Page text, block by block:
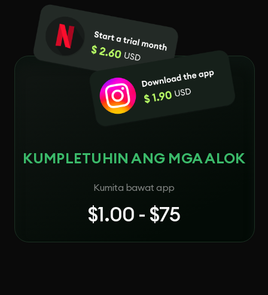
KUMPLETUHIN ANG MGA ALOK
Kumita bawat app
$1.00 - $75